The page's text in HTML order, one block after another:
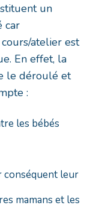
un
car
atelier est
En effet, la
le déroulé et
:
les bébés
conséquent leur
mamans et les